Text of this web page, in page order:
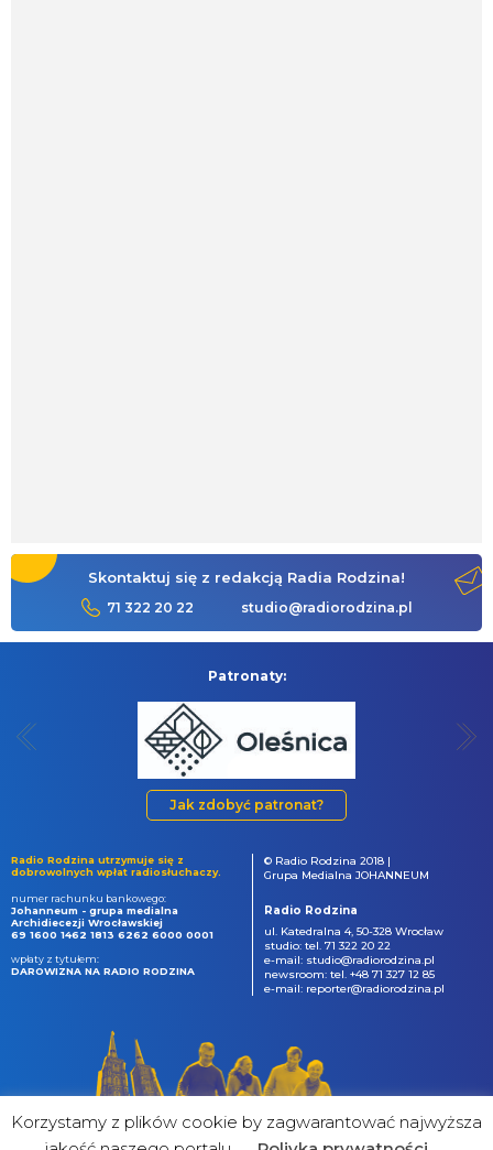
Skontaktuj się z redakcją Radia Rodzina!
71 322 20 22 studio@radiorodzina.pl
Patronaty:
Jak zdobyć patronat?
Radio Rodzina utrzymuje się z
dobrowolnych wpłat radiosłuchaczy.
numer rachunku bankowego:
Johanneum - grupa medialna
Archidiecezji Wrocławskiej
69 1600 1462 1813 6262 6000 0001
wpłaty z tytułem:
DAROWIZNA NA RADIO RODZINA
© Radio Rodzina 2018 |
Grupa Medialna JOHANNEUM
Radio Rodzina
ul. Katedralna 4, 50-328 Wrocław
studio: tel. 71 322 20 22
e-mail: studio@radiorodzina.pl
newsroom: tel. +48 71 327 12 85
e-mail: reporter@radiorodzina.pl
Korzystamy z plików cookie by zagwarantować najwyższa